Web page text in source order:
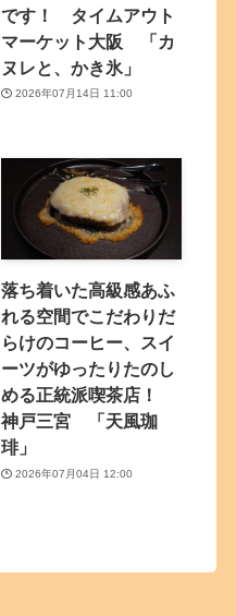
です！ タイムアウト
マーケット大阪 「カ
ヌレと、かき氷」
2026年07月14日 11:00
落ち着いた高級感あふ
れる空間でこだわりだ
らけのコーヒー、スイ
ーツがゆったりたのし
める正統派喫茶店！
神戸三宮 「天風珈
琲」
2026年07月04日 12:00